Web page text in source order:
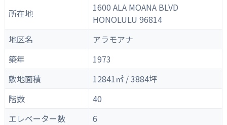
所在地
1600 ALA MOANA BLVD
HONOLULU 96814
地区名
アラモアナ
築年
1973
敷地面積
12841㎡ / 3884坪
階数
40
エレベーター数
6